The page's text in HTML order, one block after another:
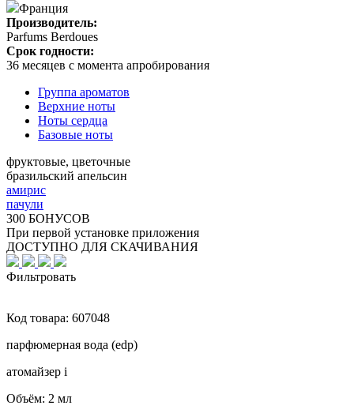
Франция
Производитель:
Parfums Berdoues
Срок годности:
36 месяцев с момента апробирования
Группа ароматов
Верхние ноты
Ноты сердца
Базовые ноты
фруктовые, цветочные
бразильский апельсин
амирис
пачули
300 БОНУСОВ
При первой установке приложения
ДОСТУПНО ДЛЯ СКАЧИВАНИЯ
Фильтровать
Код товара: 607048
парфюмерная вода (edp)
атомайзер i
Объём: 2 мл